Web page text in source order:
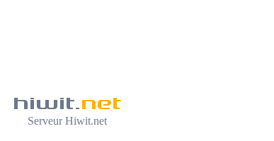
Serveur Hiwit.net